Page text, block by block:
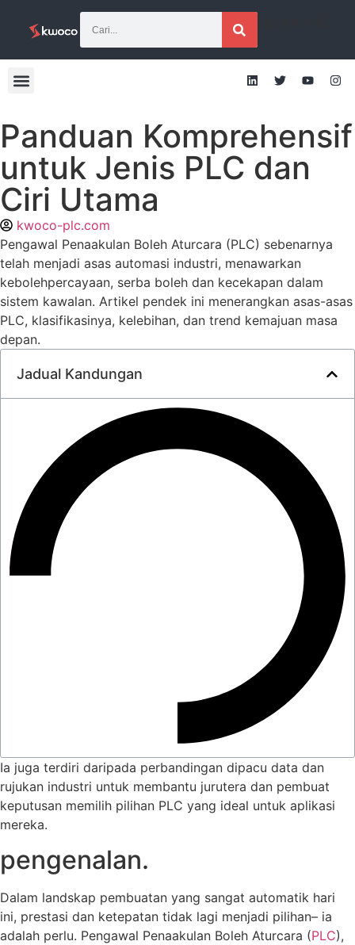
Panduan Komprehensif
untuk Jenis PLC dan
Ciri Utama
kwoco-plc.com
Pengawal Penaakulan Boleh Aturcara (PLC) sebenarnya
telah menjadi asas automasi industri, menawarkan
kebolehpercayaan, serba boleh dan kecekapan dalam
sistem kawalan. Artikel pendek ini menerangkan asas-asas
PLC, klasifikasinya, kelebihan, dan trend kemajuan masa
depan.
Jadual Kandungan
Ia juga terdiri daripada perbandingan dipacu data dan
rujukan industri untuk membantu jurutera dan pembuat
keputusan memilih pilihan PLC yang ideal untuk aplikasi
mereka.
pengenalan.
Dalam landskap pembuatan yang sangat automatik hari
ini, prestasi dan ketepatan tidak lagi menjadi pilihan– ia
adalah perlu. Pengawal Penaakulan Boleh Aturcara (PLC),